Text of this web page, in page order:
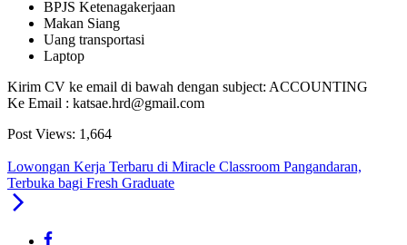
BPJS Ketenagakerjaan
Makan Siang
Uang transportasi
Laptop
Kirim CV ke email di bawah dengan subject: ACCOUNTING
Ke Email : katsae.hrd@gmail.com
Post Views: 1,664
Lowongan Kerja Terbaru di Miracle Classroom Pangandaran,
Terbuka bagi Fresh Graduate